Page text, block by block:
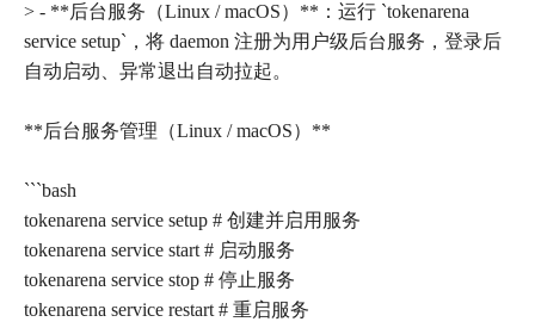
> - **后台服务（Linux / macOS）**：运行 `tokenarena
service setup`，将 daemon 注册为用户级后台服务，登录后
自动启动、异常退出自动拉起。
**后台服务管理（Linux / macOS）**
```bash
tokenarena service setup # 创建并启用服务
tokenarena service start # 启动服务
tokenarena service stop # 停止服务
tokenarena service restart # 重启服务